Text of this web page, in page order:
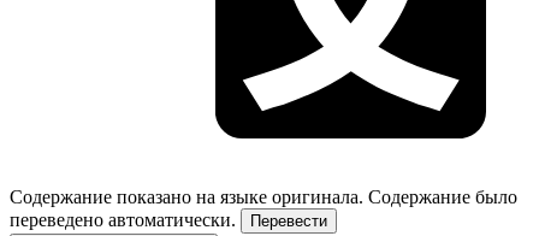
Содержание показано на языке оригинала. Содержание было
переведено автоматически.
Перевести